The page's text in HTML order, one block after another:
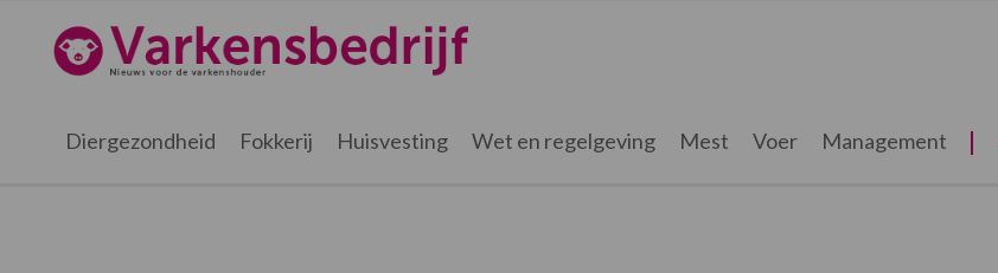
hoofdnavigatie
hoofd
eerste
voettekst
Varkensbedrijf.nl
Diergezondheid Fokkerij Huisvesting Wet en regelgeving Mest Voer Management